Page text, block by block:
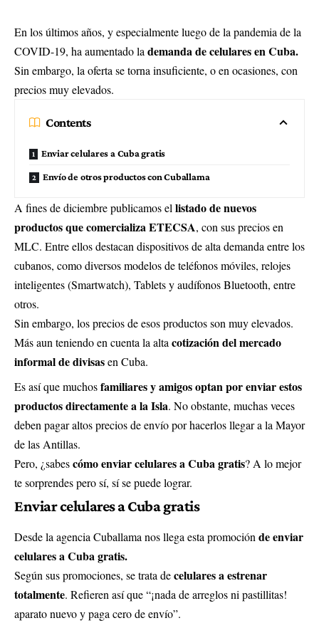
En los últimos años, y especialmente luego de la pandemia de la
COVID-19, ha aumentado lademanda de celulares en Cuba.
Sin embargo, la oferta se torna insuficiente, o en ocasiones, con
precios muy elevados.
Contents
Enviar celulares a Cuba gratis
Envío de otros productos con Cuballama
A fines de diciembre publicamos ellistado de nuevos
productos que comercializa ETECSA, con sus precios en
MLC. Entre ellos destacan dispositivos de alta demanda entre los
cubanos, como diversos modelos de teléfonos móviles, relojes
inteligentes (Smartwatch), Tablets y audífonos Bluetooth, entre
otros.
Sin embargo, los precios de esos productos son muy elevados.
Más aun teniendo en cuenta la altacotización del mercado
informal de divisasen Cuba.
Es así que muchosfamiliares y amigos optan por enviar estos
productos directamente a la Isla. No obstante, muchas veces
deben pagar altos precios de envío por hacerlos llegar a la Mayor
de las Antillas.
Pero, ¿sabescómo enviar celulares a Cuba gratis? A lo mejor
te sorprendes pero sí, sí se puede lograr.
Enviar celulares a Cuba gratis
Desde la agencia Cuballama nos llega esta promociónde enviar
celulares a Cuba gratis.
Según sus promociones, se trata decelulares a estrenar
totalmente. Refieren así que “¡nada de arreglos ni pastillitas!
aparato nuevo y paga cero de envío”.